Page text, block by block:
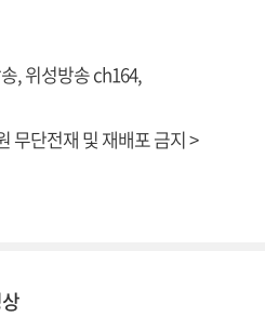
, 위성방송 ch164,
무단전재 및 재배포 금지 >